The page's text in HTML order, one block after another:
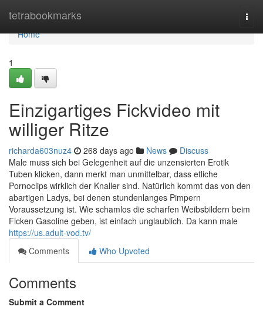
tetrabookmarks
Home
Home
1
Einzigartiges Fickvideo mit
williger Ritze
richarda603nuz4 268 days ago News
Discuss
Male muss sich bei Gelegenheit auf die unzensierten Erotik
Tuben klicken, dann merkt man unmittelbar, dass etliche
Pornoclips wirklich der Knaller sind. Natürlich kommt das von den
abartigen Ladys, bei denen stundenlanges Pimpern
Voraussetzung ist. Wie schamlos die scharfen Weibsbildern beim
Ficken Gasoline geben, ist einfach unglaublich. Da kann male
https://us.adult-vod.tv/
Comments
Who Upvoted
Comments
Submit a Comment